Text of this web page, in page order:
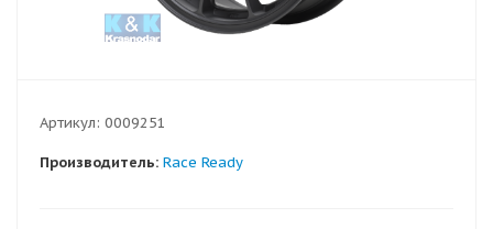
Артикул: 0009251
Производитель: Race Ready